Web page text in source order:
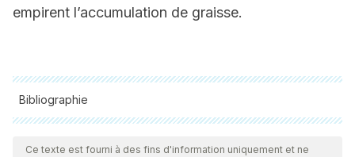
empirent l’accumulation de graisse.
Bibliographie
Toutes les sources citées ont été examinées en profondeur
par notre équipe pour garantir leur qualité, leur fiabilité, leur
Ce texte est fourni à des fins d'information uniquement et ne